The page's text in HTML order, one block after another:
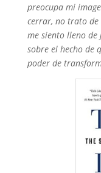
preocupa mi
cerrar, no trato de
me siento lleno
sobre el hecho de
poder de